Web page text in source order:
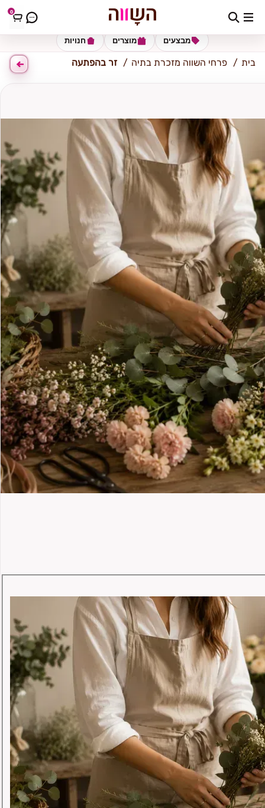
0 מזכרת בתיה
חנויות מוצרים מבצעים
בית פרחי השווה מזכרת בתיה זר בהפתעה